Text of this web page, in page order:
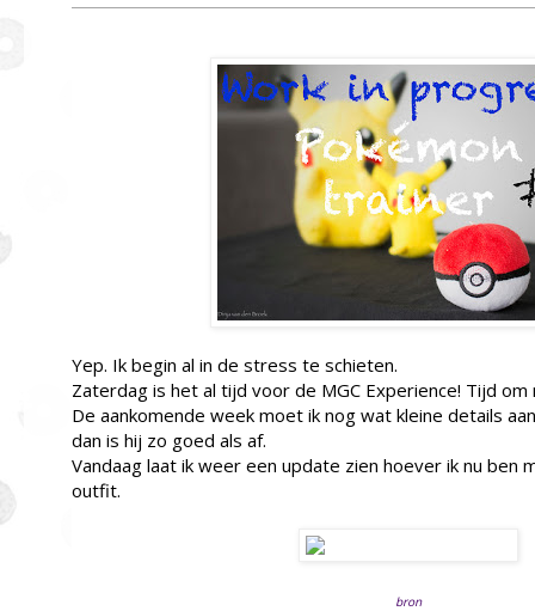
Yep. Ik begin al in de stress te schieten.
Zaterdag is het al tijd voor de MGC Experience! Tijd
De aankomende week moet ik nog wat kleine details
dan is hij zo goed als af.
Vandaag laat ik weer een update zien hoever ik nu ben
outfit.
bron